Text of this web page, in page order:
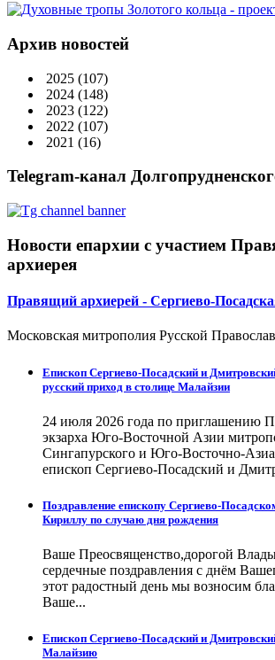
Архив новостей
2025 (107)
2024 (148)
2023 (122)
2022 (107)
2021 (16)
Telegram-канал
Новости епархии с участием
архиерея
Правящий архиерей - Сергиево-
Московская митрополия Русской
Епископ Сергиево-Посадский и
русский приход в столице Малайзии
24 июля 2026 года по приглашению
экзарха Юго-Восточной Азии
Сингапурского и Юго-Восточно-
епископ Сергиево-Посадский и
Поздравление епископу Сергиево-
Кириллу по случаю дня рождения
Ваше Преосвященство,дорогой
сердечные поздравления с днём
этот радостный день мы возносим
Ваше...
Епископ Сергиево-Посадский и
Малайзию